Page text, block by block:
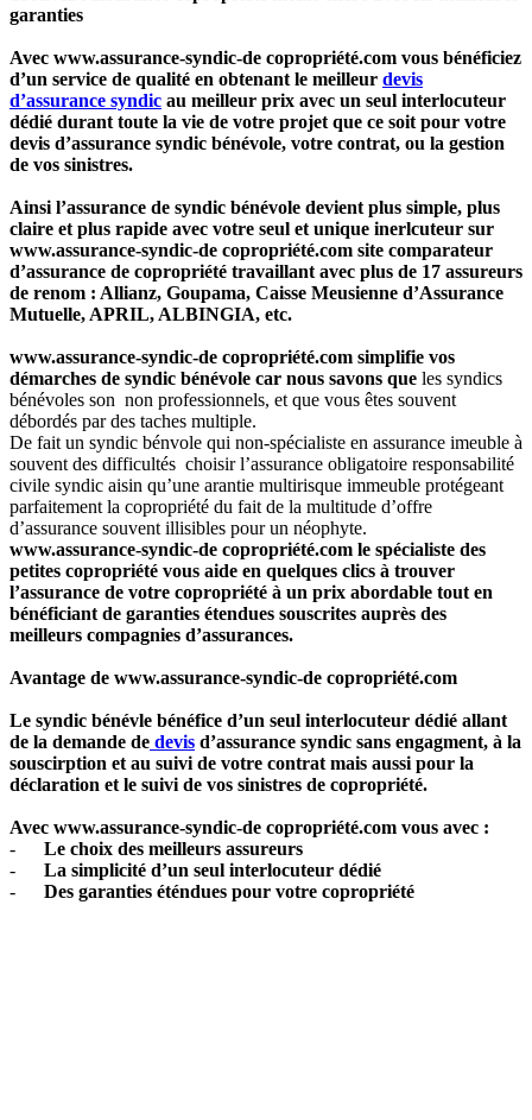
garanties
Avec www.assurance-syndic-de copropriété.com vous bénéficiez
d’un service de qualité en obtenant le meilleur devis
d’assurance syndic au meilleur prix avec un seul interlocuteur
dédié durant toute la vie de votre projet que ce soit pour votre
devis d’assurance syndic bénévole, votre contrat, ou la gestion
de vos sinistres.
Ainsi l’assurance de syndic bénévole devient plus simple, plus
claire et plus rapide avec votre seul et unique inerlcuteur sur
www.assurance-syndic-de copropriété.com site comparateur
d’assurance de copropriété travaillant avec plus de 17 assureurs
de renom : Allianz, Goupama, Caisse Meusienne d’Assurance
Mutuelle, APRIL, ALBINGIA, etc.
www.assurance-syndic-de copropriété.com simplifie vos
démarches de syndic bénévole car nous savons que les syndics
bénévoles son non professionnels, et que vous êtes souvent
débordés par des taches multiple.
De fait un syndic bénvole qui non-spécialiste en assurance imeuble à
souvent des difficultés choisir l’assurance obligatoire responsabilité
civile syndic aisin qu’une arantie multirisque immeuble protégeant
parfaitement la copropriété du fait de la multitude d’offre
d’assurance souvent illisibles pour un néophyte.
www.assurance-syndic-de copropriété.com le spécialiste des
petites copropriété vous aide en quelques clics à trouver
l’assurance de votre copropriété à un prix abordable tout en
bénéficiant de garanties étendues souscrites auprès des
meilleurs compagnies d’assurances.
Avantage de www.assurance-syndic-de copropriété.com
Le syndic bénévle bénéfice d’un seul interlocuteur dédié allant
de la demande de devis d’assurance syndic sans engagment, à la
souscirption et au suivi de votre contrat mais aussi pour la
déclaration et le suivi de vos sinistres de copropriété.
Avec www.assurance-syndic-de copropriété.com vous avec :
-
Le choix des meilleurs assureurs
-
La simplicité d’un seul interlocuteur dédié
-
Des garanties éténdues pour votre copropriété